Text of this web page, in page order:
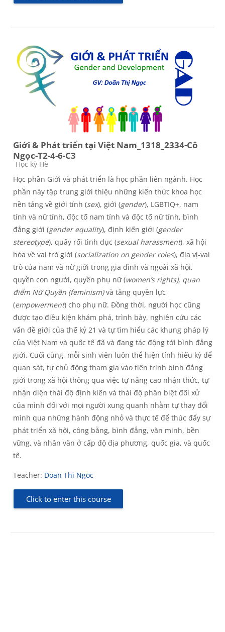
Giới & Phát triển tại Việt Nam_1318_2334-Cô
Ngọc-T2-4-6-C3
Course category
Học kỳ Hè
Học phần Giới và phát triển là học phần liên ngành. Học
phần này tập trung giới thiệu những kiến thức khoa học
nền tảng về giới tính (sex), giới (gender), LGBTIQ+, nam
tính và nữ tính, độc tố nam tính và độc tố nữ tính, bình
đẳng giới (gender equality), định kiến giới (gender
stereotype), quấy rối tình dục (sexual harassment), xã hội
hóa về vai trò giới (socialization on gender roles), địa vị-vai
trò của nam và nữ giới trong gia đình và ngoài xã hội,
quyền con người, quyền phụ nữ (women’s rights), quan
điểm Nữ Quyền (feminism)và tăng quyền lực
(empowerment) cho phụ nữ. Đồng thời, người học cũng
được tạo điều kiện khám phá, trình bày, nghiên cứu các
vấn đề giới của thế kỷ 21 và tự tìm hiểu các khung pháp lý
của Việt Nam và quốc tế đã và đang tác động tới bình đẳng
giới. Cuối cùng, mỗi sinh viên luôn thể hiện tính hiếu kỳ để
quan sát, tự chủ động tham gia vào tiến trình bình đẳng
giới trong xã hội thông qua việc tự nâng cao nhận thức, tự
nhận diện thái độ định kiến và thái độ phân biệt đối xử
của mình đối với mọi người xung quanh nhằm tự thay đổi
mình qua những hành động nhỏ và thực tế để thúc đẩy sự
phát triển xã hội, công bằng, bình đẳng, văn minh, bền
vững, và nhân văn ở cấp độ địa phương, quốc gia, và quốc
tế.
Teacher: Doan Thi Ngoc
Click to enter this course